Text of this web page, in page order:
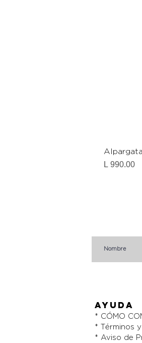
Precio
L 990.00
AYUDA
* CÓMO
* Términos
* Aviso de